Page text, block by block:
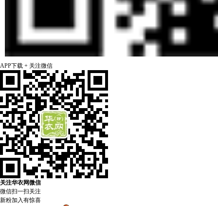
APP下载 + 关注微信
关注华衣网微信
微信扫一扫关注
新粉加入有惊喜